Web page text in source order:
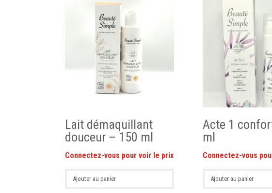
Lait démaquillant
douceur – 150 ml
Ajouter au panier
Acte 1
ml
Ajouter au panier